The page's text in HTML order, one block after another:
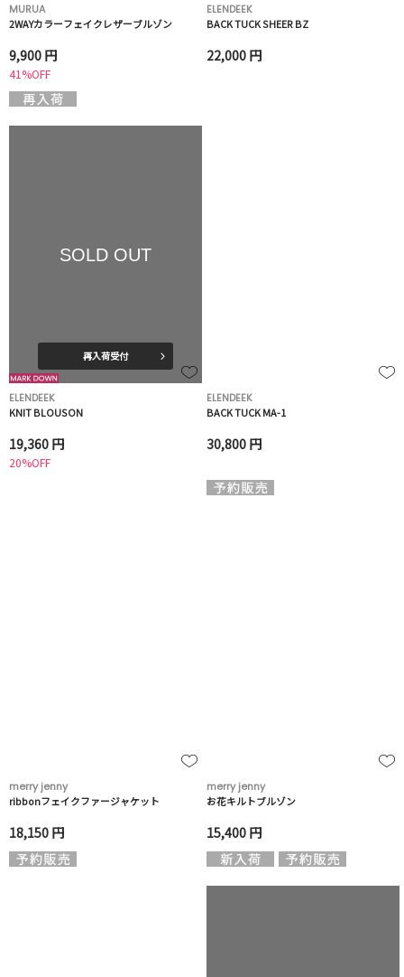
MURUA
2WAYカラーフェイクレザーブルゾン
9,900 円
41%OFF
ELENDEEK
BACK TUCK SHEER BZ
22,000 円
SOLD OUT
再入荷受付
ELENDEEK
KNIT BLOUSON
19,360 円
20%OFF
ELENDEEK
BACK TUCK MA-1
30,800 円
merry jenny
ribbonフェイクファージャケット
18,150 円
merry jenny
お花キルトブルゾン
15,400 円